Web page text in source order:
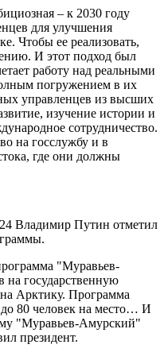
– к 2030 году
для улучшения
Чтобы ее реализовать,
И этот подход был
работу над реальными
погружением в их
управленцев из высших
изучение истории и
сотрудничество.
на госслужбу и в
где они должны
Владимир Путин отметил
"Муравьев-
на государственную
Арктику. Программа
80 человек на место… И
"Муравьев-Амурский"
президент.